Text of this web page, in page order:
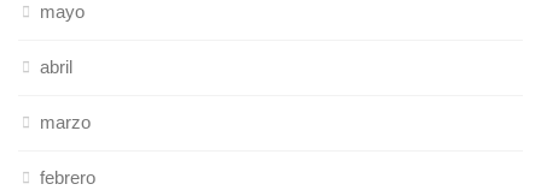
mayo
abril
marzo
febrero